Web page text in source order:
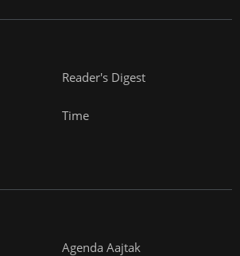
Reader's Digest
Time
Agenda Aajtak